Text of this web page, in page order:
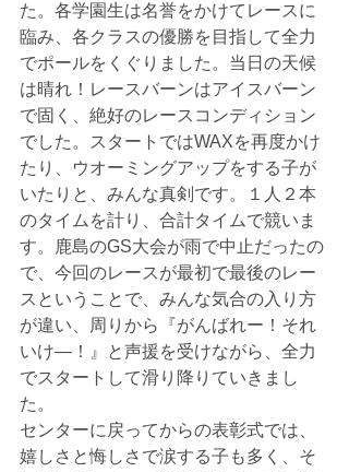
た。各学園生は名誉をかけてレースに
臨み、各クラスの優勝を目指して全力
でポールをくぐりました。当日の天候
は晴れ！レースバーンはアイスバーン
で固く、絶好のレースコンディション
でした。スタートではWAXを再度かけ
たり、ウオーミングアップをする子が
いたりと、みんな真剣です。１人２本
のタイムを計り、合計タイムで競いま
す。鹿島のGS大会が雨で中止だったの
で、今回のレースが最初で最後のレー
スということで、みんな気合の入り方
が違い、周りから『がんばれー！それ
いけ―！』と声援を受けながら、全力
でスタートして滑り降りていきまし
た。
センターに戻ってからの表彰式では、
嬉しさと悔しさで涙する子も多く、そ